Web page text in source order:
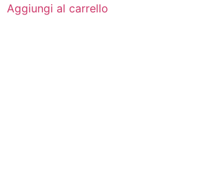
Aggiungi al carrello